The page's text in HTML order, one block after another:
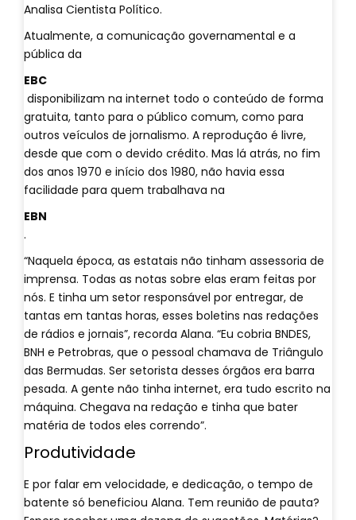
Analisa Cientista Político.
Atualmente, a comunicação governamental e a
pública da
EBC
disponibilizam na internet todo o conteúdo de forma
gratuita, tanto para o público comum, como para
outros veículos de jornalismo. A reprodução é livre,
desde que com o devido crédito. Mas lá atrás, no fim
dos anos 1970 e início dos 1980, não havia essa
facilidade para quem trabalhava na
EBN
.
“Naquela época, as estatais não tinham assessoria de
imprensa. Todas as notas sobre elas eram feitas por
nós. E tinha um setor responsável por entregar, de
tantas em tantas horas, esses boletins nas redações
de rádios e jornais”, recorda Alana. “Eu cobria BNDES,
BNH e Petrobras, que o pessoal chamava de Triângulo
das Bermudas. Ser setorista desses órgãos era barra
pesada. A gente não tinha internet, era tudo escrito na
máquina. Chegava na redação e tinha que bater
matéria de todos eles correndo”.
Produtividade
E por falar em velocidade, e dedicação, o tempo de
batente só beneficiou Alana. Tem reunião de pauta?